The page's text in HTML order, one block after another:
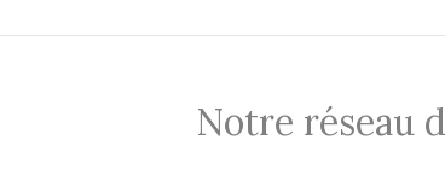
Notre réseau